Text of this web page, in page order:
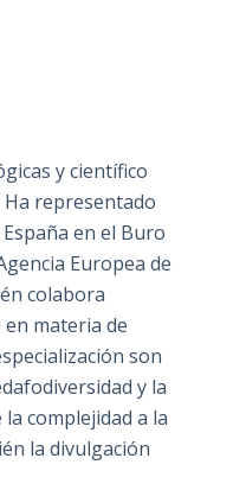
y científico
Ha representado
en el Buro
Europea de
colabora
en materia de
son
y la
complejidad a la
la divulgación